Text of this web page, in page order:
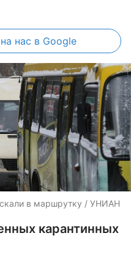
на нас в Google
в маршрутку / УНИАН
карантинных